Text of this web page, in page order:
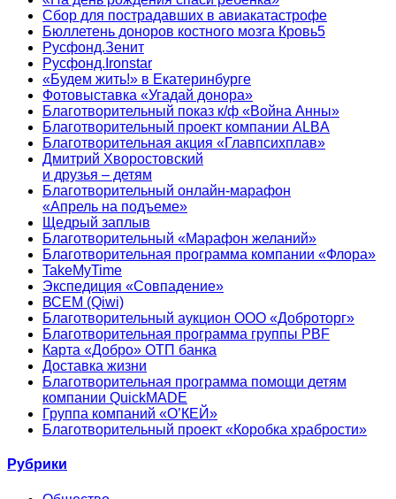
Сбор для пострадавших в авиакатастрофе
Бюллетень доноров костного мозга Кровь5
Русфонд.Зенит
Русфонд.Ironstar
«Будем жить!» в Екатеринбурге
Фотовыставка «Угадай донора»
Благотворительный показ к/ф «Война Анны»
Благотворительный проект компании ALBA
Благотворительная акция «Главпсихплав»
Дмитрий Хворостовский
и друзья – детям
Благотворительный онлайн‑марафон
«Апрель на подъеме»
Щедрый заплыв
Благотворительный «Марафон желаний»
Благотворительная программа компании «Флора»
TakeMyTime
Экспедиция «Совпадение»
ВСЕМ (Qiwi)
Благотворительный аукцион ООО «Доброторг»
Благотворительная программа группы PBF
Карта «Добро» ОТП банка
Доставка жизни
Благотворительная программа помощи детям
компании QuickMADE
Группа компаний «О’КЕЙ»
Благотворительный проект «Коробка храбрости»
Рубрики